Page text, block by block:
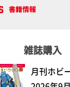
ど、タカラトミ
雑誌購入
月刊ホビ